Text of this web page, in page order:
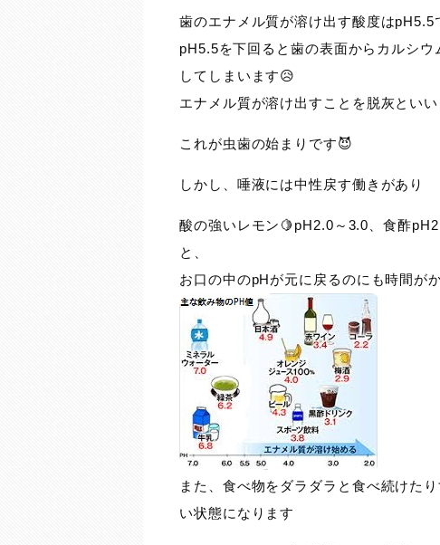
歯のエナメル質が溶け出す酸度はpH5.5
pH5.5を下回ると歯の表面からカルシ
してしまいます😥
エナメル質が溶け出すことを脱灰といい
これが虫歯の始まりです😈
しかし、唾液には中性戻す働きがあり
酸の強いレモン🍋pH2.0～3.0、食酢
と、
お口の中のpHが元に戻るのにも時間が
また、食べ物をダラダラと食べ続けた
い状態になります